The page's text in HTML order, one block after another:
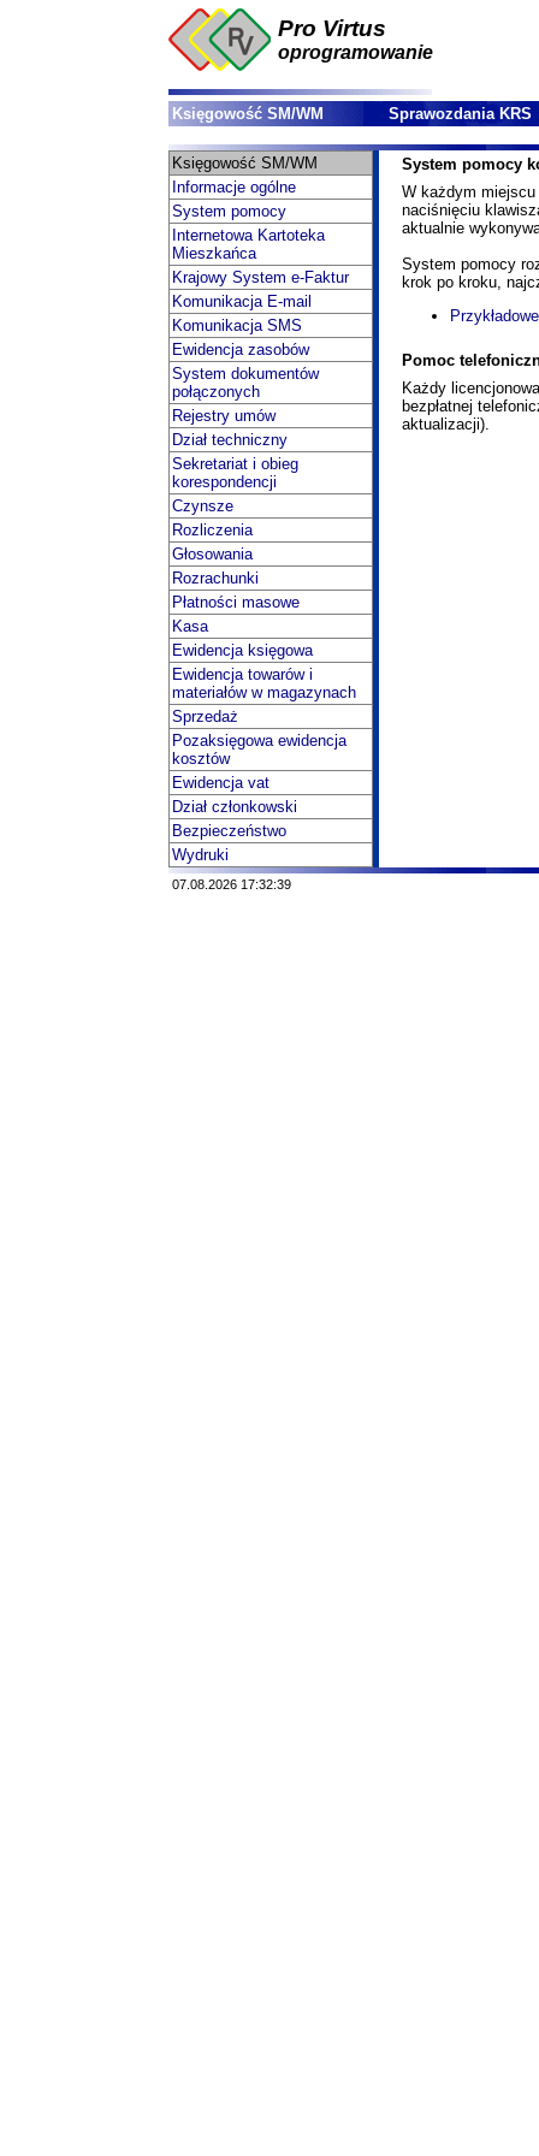
Pro Virtus
oprogramowanie
Księgowość SM/WM Sprawozdania KRS
Księgowość SM/WM
Informacje ogólne
System pomocy
Internetowa Kartoteka
Mieszkańca
Krajowy System e-Faktur
Komunikacja E-mail
Komunikacja SMS
Ewidencja zasobów
System dokumentów
połączonych
Rejestry umów
Dział techniczny
Sekretariat i obieg
korespondencji
Czynsze
Rozliczenia
Głosowania
Rozrachunki
Płatności masowe
Kasa
Ewidencja księgowa
Ewidencja towarów i
materiałów w magazynach
Sprzedaż
Pozaksięgowa ewidencja
kosztów
Ewidencja vat
Dział członkowski
Bezpieczeństwo
Wydruki
System pomocy
W każdym
naciśnięciu
aktualnie
System pomocy
krok po kroku,
Pomoc
Każdy
bezpłatnej
aktualizacji).
07.08.2026 17:32:39